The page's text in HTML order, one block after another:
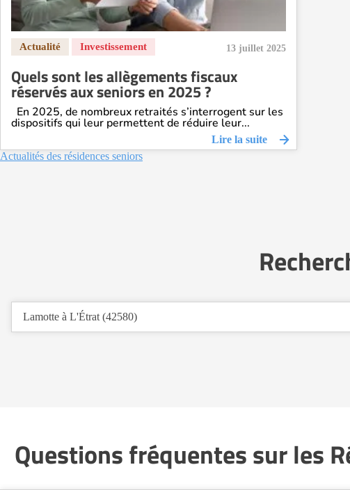
13 juillet 2025
Quels sont les allègements fiscaux
réservés aux seniors en 2025 ?
En 2025, de nombreux retraités s’interrogent sur les
dispositifs qui leur permettent de réduire leur...
Lire la suite
Actualités des résidences seniors
Lamotte à L'Étrat (42580)
Questions fréquentes sur les